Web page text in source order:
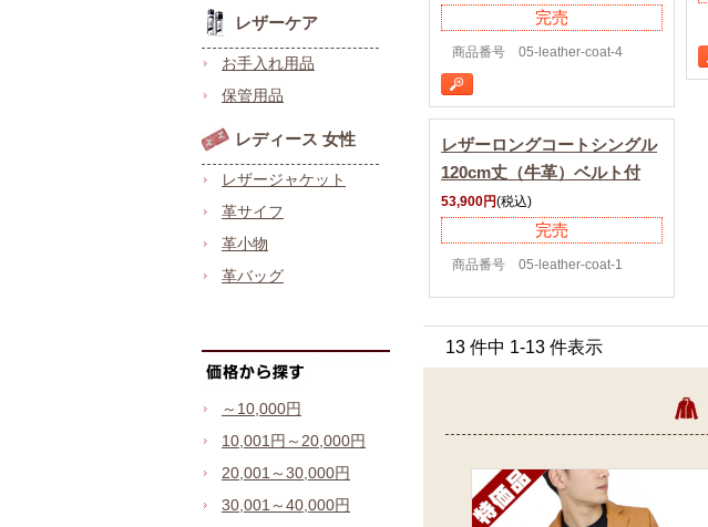
レザーケア
お手入れ用品
保管用品
レディース 女性
レザージャケット
革サイフ
革小物
革バッグ
～10,000円
10,001円～20,000円
20,001～30,000円
30,001～40,000円
完売
商品番号 05-leather-coat-4
レザーロングコートシングル
120cm丈（牛革）ベルト付
53,900円(税込)
完売
商品番号 05-leather-coat-1
13 件中 1-13 件表示